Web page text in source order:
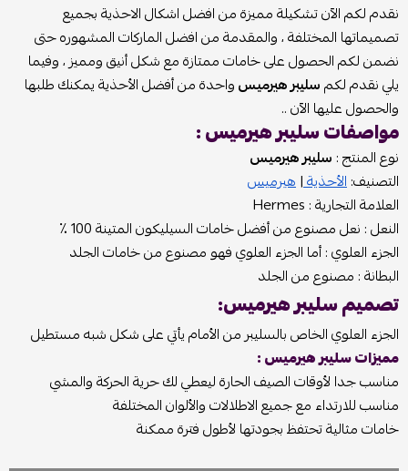
نقدم لكم الآن تشكيلة مميزة من افضل اشكال الاحذية بجميع
تصميماتها المختلفة ، والمقدمة من افضل الماركات المشهوره حتى
نضمن لكم الحصول على خامات ممتازة مع شكل أنيق ومميز ، وفيما
يلي نقدم لكمسليبر هيرميسواحدة من أفضل الأحذية يمكنك طلبها
والحصول عليها الآن ..
مواصفات سليبر هيرميس :
نوع المنتج : سليبر هيرميس
التصنيف:الأحذية|هيرميس
العلامة التجارية : Hermes
النعل : نعل مصنوع من أفضل خامات السيليكون المتينة 100 ٪؜
الجزء العلوي : أما الجزء العلوي فهو مصنوع من خامات الجلد
البطانة : مصنوع من الجلد
تصميم سليبر هيرميس:
الجزء العلوي الخاص بالسليبر من الأمام يأتي على شكل شبه مستطيل
مميزات سليبر هيرميس :
مناسب جدا لأوقات الصيف الحارة ليعطي لك حرية الحركة والمشي
مناسب للارتداء مع جميع الاطلالات والألوان المختلفة
خامات مثالية تحتفظ بجودتها لأطول فترة ممكنة